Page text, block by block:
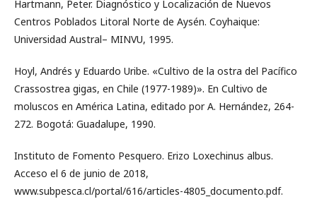
Hartmann, Peter. Diagnóstico y Localización de Nuevos
Centros Poblados Litoral Norte de Aysén. Coyhaique:
Universidad Austral– MINVU, 1995.
Hoyl, Andrés y Eduardo Uribe. «Cultivo de la ostra del Pacífico
Crassostrea gigas, en Chile (1977-1989)». En Cultivo de
moluscos en América Latina, editado por A. Hernández, 264-
272. Bogotá: Guadalupe, 1990.
Instituto de Fomento Pesquero. Erizo Loxechinus albus.
Acceso el 6 de junio de 2018,
www.subpesca.cl/portal/616/articles-4805_documento.pdf.